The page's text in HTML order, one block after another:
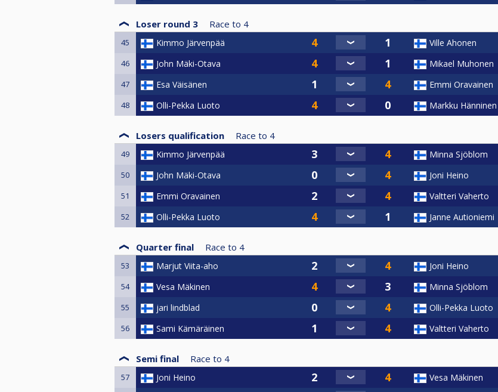
Loser round 3 Race to 4
45 Kimmo Järvenpää Ville Ahonen
46 John Mäki-Otava Mikael Muhonen
47 Esa Väisänen Emmi Oravainen
48 Olli-Pekka Luoto Markku Hänninen
Losers qualification Race to 4
49 Kimmo Järvenpää Minna Sjöblom
50 John Mäki-Otava Joni Heino
51 Emmi Oravainen Valtteri Vaherto
52 Olli-Pekka Luoto Janne Autioniemi
Quarter final Race to 4
53 Marjut Viita-aho Joni Heino
54 Vesa Mäkinen Minna Sjöblom
55 jari lindblad Olli-Pekka Luoto
56 Sami Kämäräinen Valtteri Vaherto
Semi final Race to 4
57 Joni Heino Vesa Mäkinen